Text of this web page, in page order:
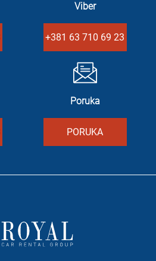
Viber
+381 63 710 69 23
Poruka
PORUKA